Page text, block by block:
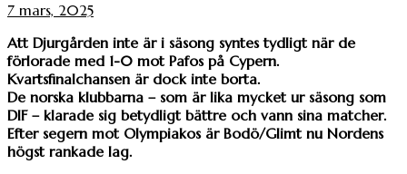
7 mars, 2025
Att Djurgården inte är i säsong syntes tydligt när de
förlorade med 1-0 mot Pafos på Cypern.
Kvartsfinalchansen är dock inte borta.
De norska klubbarna – som är lika mycket ur säsong som
DIF – klarade sig betydligt bättre och vann sina matcher.
Efter segern mot Olympiakos är Bodö/Glimt nu Nordens
högst rankade lag.